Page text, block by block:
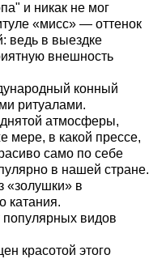
и никак не мог
«мисс» — оттенок
ведь в выездке
внешность
конный
ритуалами.
атмосферы,
мере, в какой прессе,
само по себе
в нашей стране.
«золушки» в
катания.
видов
красотой этого